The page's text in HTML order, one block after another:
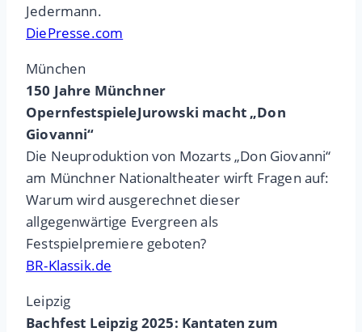
Jedermann.
DiePresse.com
München
150 Jahre Münchner
OpernfestspieleJurowski macht „Don
Giovanni“
Die Neuproduktion von Mozarts „Don Giovanni“
am Münchner Nationaltheater wirft Fragen auf:
Warum wird ausgerechnet dieser
allgegenwärtige Evergreen als
Festspielpremiere geboten?
BR-Klassik.de
Leipzig
Bachfest Leipzig 2025: Kantaten zum